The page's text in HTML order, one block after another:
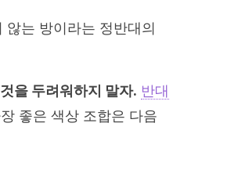
는 방이라는 정반대의
을 두려워하지 말자. 반대
좋은 색상 조합은 다음